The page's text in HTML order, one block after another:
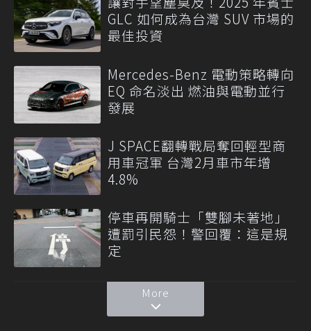
GLC 如何成為台灣 SUV 市場的
最佳投資
Mercedes-Benz 電動策略轉向
EQ 命名淡出 燃油與電動並行
發展
J SPACE翻轉戰局奪回輕型商
用車冠軍 台灣2月車市年增
4.8%
停車再開騎士「雙腳未著地」
遭罰引民怨！警回覆：這是規
定
More